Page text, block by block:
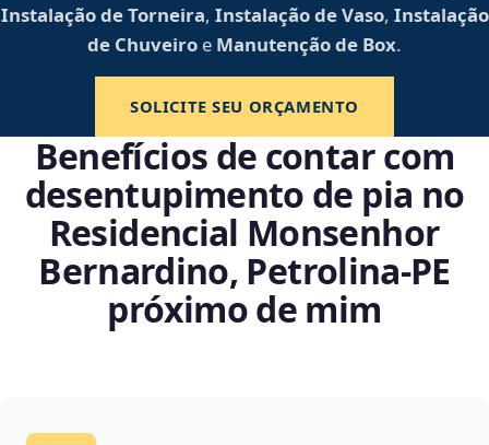
Instalação de Torneira, Instalação de Vaso, Instalação
de Chuveiro e Manutenção de Box.
SOLICITE SEU ORÇAMENTO
Benefícios de contar com
desentupimento de pia no
Residencial Monsenhor
Bernardino, Petrolina‑PE
próximo de mim